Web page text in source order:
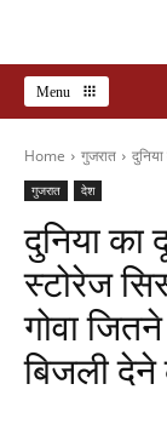
Menu
Home गुजरात
गुजरात देश
दुनिया का
स्टोरेज
गोवा
बिजली